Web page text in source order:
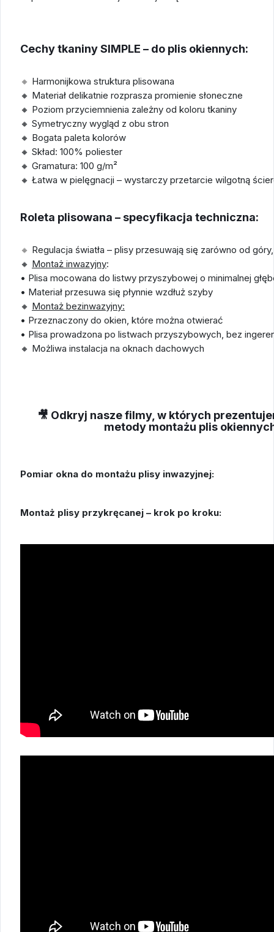
Cechy tkaniny SIMPLE – do plis okiennych:
🔸 Harmonijkowa struktura plisowana
🔸 Materiał delikatnie rozprasza promienie słoneczne
🔸 Poziom przyciemnienia zależny od koloru tkaniny
🔸 Symetryczny wygląd z obu stron
🔸 Bogata paleta kolorów
🔸 Skład: 100% poliester
🔸 Gramatura: 100 g/m²
🔸 Łatwa w pielęgnacji – wystarczy przetarcie wilgotną
Roleta plisowana – specyfikacja techniczna:
🔸 Regulacja światła – plisy przesuwają się zarówno od
🔸 Montaż inwazyjny:
• Plisa mocowana do listwy przyszybowej o minimalnej
• Materiał przesuwa się płynnie wzdłuż szyby
🔸 Montaż bezinwazyjny:
• Przeznaczony do okien, które można otwierać
• Plisa prowadzona po listwach przyszybowych, bez
🔸 Możliwa instalacja na oknach dachowych
🎥 Odkryj nasze filmy, w których
metody montażu plis
Pomiar okna do montażu plisy inwazyjnej:
Montaż plisy przykręcanej – krok po kroku: